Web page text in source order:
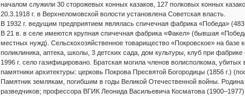
началом служили 30 сторожевых конных казаков, 127 полковых конных
20.3.1918 г. в Верхнеломовской волости установлена Советская власть.
В 1932 г. ведущим предприятием являлась спичечная фабрика «Победа»
В 21 в. в селе имеются крупная спичечная фабрика «Факел» (бывшая
местных нужд). Сельскохозяйственное товарищество «Покровское» на
поликлиника, аптека, школы, 3 детских сада, дом культуры, клуб при
1996 г. село газифицировано. Братская могила членов волисполкома,
памятники архитектуры: церковь Покрова Пресвятой Богородицы (1856 г.)
Памятник землякам, погибшим в годы Великой Отечественной войны.
разведчиков; профессора ВГИК Леонида Васильевича Косматова (1900–1977).